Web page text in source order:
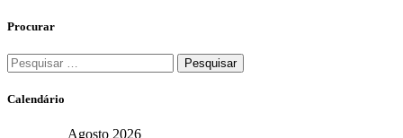
Procurar
Pesquisar
por:
Calendário
Agosto 2026